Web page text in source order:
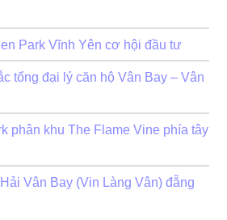
Park Vĩnh Yên cơ hội đầu tư
tổng đại lý căn hộ Vân Bay – Vân
phân khu The Flame Vine phía tây
Vân Bay (Vin Làng Vân) đẵng